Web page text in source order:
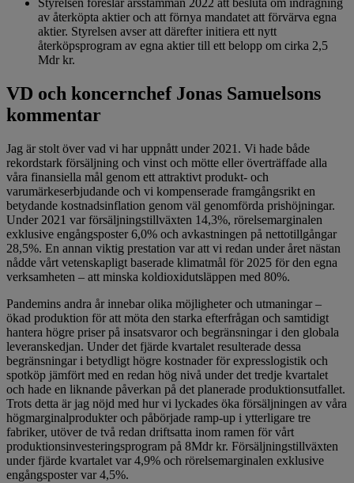
Styrelsen föreslår årsstämman 2022 att besluta om indragning
av återköpta aktier och att förnya mandatet att förvärva egna
aktier. Styrelsen avser att därefter initiera ett nytt
återköpsprogram av egna aktier till ett belopp om cirka 2,5
Mdr kr.
VD och koncernchef Jonas Samuelsons
kommentar
Jag är stolt över vad vi har uppnått under 2021. Vi hade både
rekordstark försäljning och vinst och mötte eller överträffade alla
våra finansiella mål genom ett attraktivt produkt- och
varumärkeserbjudande och vi kompenserade framgångsrikt en
betydande kostnadsinflation genom väl genomförda prishöjningar.
Under 2021 var försäljningstillväxten 14,3%, rörelsemarginalen
exklusive engångsposter 6,0% och avkastningen på nettotillgångar
28,5%. En annan viktig prestation var att vi redan under året nästan
nådde vårt vetenskapligt baserade klimatmål för 2025 för den egna
verksamheten – att minska koldioxidutsläppen med 80%.
Pandemins andra år innebar olika möjligheter och utmaningar –
ökad produktion för att möta den starka efterfrågan och samtidigt
hantera högre priser på insatsvaror och begränsningar i den globala
leveranskedjan. Under det fjärde kvartalet resulterade dessa
begränsningar i betydligt högre kostnader för expresslogistik och
spotköp jämfört med en redan hög nivå under det tredje kvartalet
och hade en liknande påverkan på det planerade produktionsutfallet.
Trots detta är jag nöjd med hur vi lyckades öka försäljningen av våra
högmarginalprodukter och påbörjade ramp-up i ytterligare tre
fabriker, utöver de två redan driftsatta inom ramen för vårt
produktionsinvesteringsprogram på 8Mdr kr. Försäljningstillväxten
under fjärde kvartalet var 4,9% och rörelsemarginalen exklusive
engångsposter var 4,5%.